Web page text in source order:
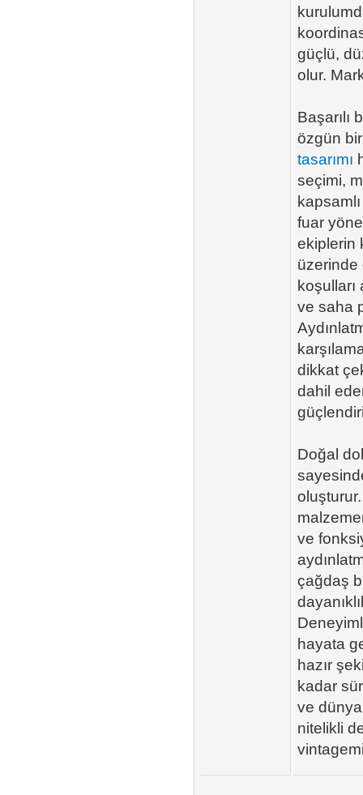
güçlü,
olur.
Başarılı
özgün
tasarımı
seçimi,
fuar
ekiplerin
üzerinde
ve saha
dikkat
dahil
Doğal
ve
çağdaş
hayata
hazır
kadar
ve
nitelikli